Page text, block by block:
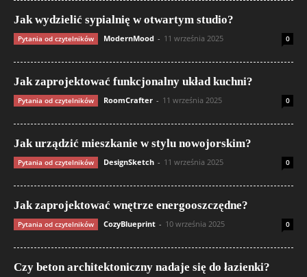
Jak wydzielić sypialnię w otwartym studio?
Pytania od czytelników ModernMood - 11 września 2025 0
Jak zaprojektować funkcjonalny układ kuchni?
Pytania od czytelników RoomCrafter - 11 września 2025 0
Jak urządzić mieszkanie w stylu nowojorskim?
Pytania od czytelników DesignSketch - 11 września 2025 0
Jak zaprojektować wnętrze energooszczędne?
Pytania od czytelników CozyBlueprint - 10 września 2025 0
Czy beton architektoniczny nadaje się do łazienki?